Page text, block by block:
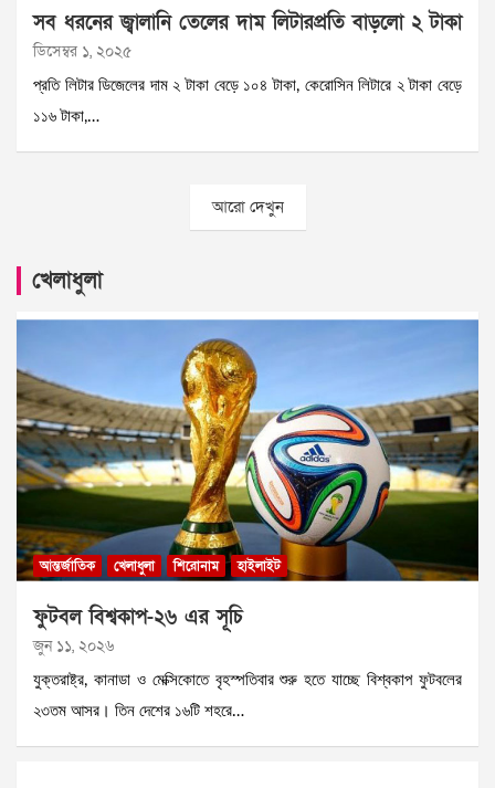
সব ধরনের জ্বালানি তেলের দাম লিটারপ্রতি বাড়লো ২ টাকা
ডিসেম্বর ১, ২০২৫
প্রতি লিটার ডিজেলের দাম ২ টাকা বেড়ে ১০৪ টাকা, কেরোসিন লিটারে ২ টাকা বেড়ে
১১৬ টাকা,…
আরো দেখুন
খেলাধুলা
আন্তর্জাতিক খেলাধুলা শিরোনাম হাইলাইট
ফুটবল বিশ্বকাপ-২৬ এর সূচি
জুন ১১, ২০২৬
যুক্তরাষ্ট্র, কানাডা ও মেক্সিকোতে বৃহস্পতিবার শুরু হতে যাচ্ছে বিশ্বকাপ ফুটবলের
২৩তম আসর। তিন দেশের ১৬টি শহরে…